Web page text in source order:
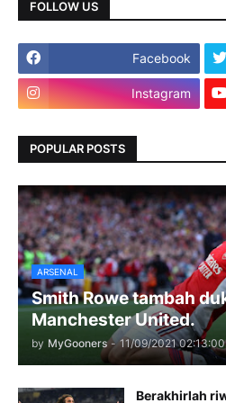
FOLLOW US
Facebook
Instagram
POPULAR POSTS
ARSENAL
Smith Rowe tambah
Manchester United.
by MyGooners - 11/09/2021
Berakhirlah